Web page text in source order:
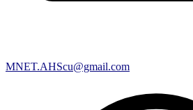
MNET.AHScu@gmail.com